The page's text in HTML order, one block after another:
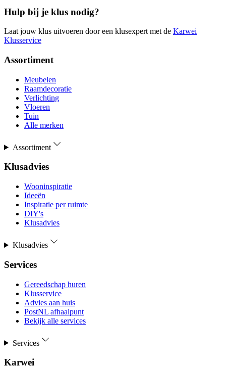
Hulp bij je klus nodig?
Laat jouw klus uitvoeren door een klusexpert met de Karwei
Klusservice
Assortiment
Meubelen
Raamdecoratie
Verlichting
Vloeren
Tuin
Alle merken
Assortiment
Klusadvies
Wooninspiratie
Ideeën
Inspiratie per ruimte
DIY's
Klusadvies
Klusadvies
Services
Gereedschap huren
Klusservice
Advies aan huis
PostNL afhaalpunt
Bekijk alle services
Services
Karwei